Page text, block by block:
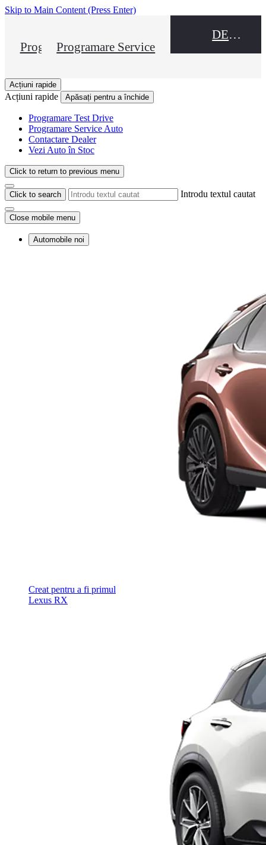
Skip to Main Content (Press Enter)
Programare Test Drive
Programare Service
DEALER NAME
Acțiuni rapide
Acțiuni rapide Apăsați pentru a închide
Programare Test Drive
Programare Service Auto
Contactare Dealer
Vezi Auto în Stoc
Click to return to previous menu
Click to search Introdu textul cautat
Close mobile menu
Automobile noi
Creat pentru a fi primul
Lexus RX